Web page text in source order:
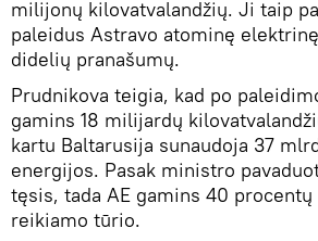
milijonų kilovatvalandžių. Ji taip
paleidus Astravo atominę
didelių pranašumų.
Prudnikova teigia, kad po
gamins 18 milijardų
kartu Baltarusija sunaudoja 37
energijos. Pasak ministro
tęsis, tada AE gamins 40
reikiamo tūrio.